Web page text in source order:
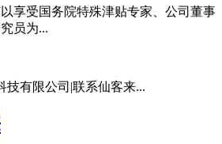
享受国务院特殊津贴专家、公司董事
员为...
技有限公司|联系仙客来...